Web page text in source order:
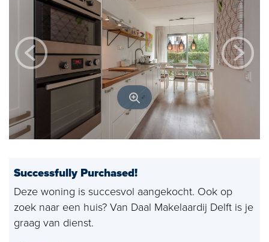
Services
Selling
Buying
Exclusive living
Appraisals
Rental
Mortgages
Successfully Purchased!
Deze woning is succesvol aangekocht. Ook op
zoek naar een huis? Van Daal Makelaardij Delft is je
graag van dienst.